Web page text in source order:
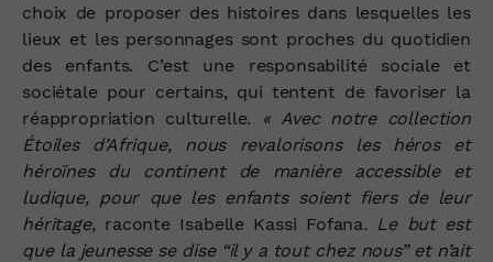
choix de proposer des histoires dans lesquelles les
lieux et les personnages sont proches du quotidien
des enfants. C’est une responsabilité sociale et
sociétale pour certains, qui tentent de favoriser la
réappropriation culturelle.
« Avec notre collection
Étoiles d’Afrique, nous revalorisons les héros et
héroïnes du continent de manière accessible et
ludique, pour que les enfants soient fiers de leur
héritage, raconte Isabelle Kassi Fofana. Le but est
que la jeunesse se dise “il y a tout chez nous” et n’ait